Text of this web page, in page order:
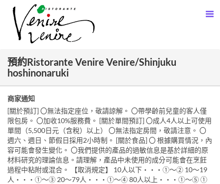
預約Ristorante Venire Venire/Shinjuku
hoshinonaruki
商家通知
[關於預訂] 〇無法指定座位，敬請諒解。 〇帶學齡前兒童的客人僅
限包房。 〇加收10%服務費。 [關於單間預訂] 〇成人4人以上可使用
單間（5,500日元（含稅）以上） 〇無法指定房間，敬請注意。 〇
週六、週日、節假日採用2小時制。 [關於食品] 〇 根據購買情況，內
容可能會發生變化。 〇我們提供的產品的過敏信息是基於詳細的原
材料研究的理論信息。請理解，產品中未使用的成分可能會在烹飪
過程中粘附或混合。 【取消規定】 10人以下・・・①～② 10～19
人・・・①～③ 20～79人・・・①～④ 80人以上・・・①～⑤ ①